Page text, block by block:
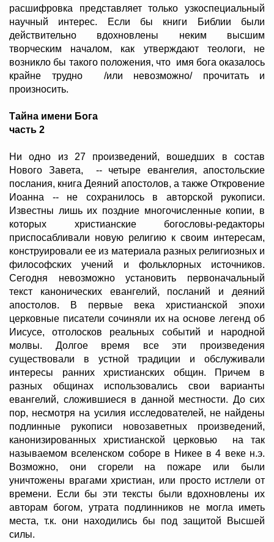
расшифровка представляет только узкоспециальный
научный интерес. Если бы книги Библии были
действительно вдохновлены неким высшим
творческим началом, как утверждают теологи, не
возникло бы такого положения, что имя бога оказалось
крайне трудно /или невозможно/ прочитать и
произносить.
Тайна имени Бога
часть 2
Ни одно из 27 произведений, вошедших в состав
Нового Завета, -- четыре евангелия, апостольские
послания, книга Деяний апостолов, а также Откровение
Иоанна -- не сохранилось в авторской рукописи.
Известны лишь их поздние многочисленные копии, в
которых христианские богословы-редакторы
приспосабливали новую религию к своим интересам,
конструировали ее из материала разных религиозных и
философских учений и фольклорных источников.
Сегодня невозможно установить первоначальный
текст канонических евангелий, посланий и деяний
апостолов. В первые века христианской эпохи
церковные писатели сочиняли их на основе легенд об
Иисусе, отголосков реальных событий и народной
молвы. Долгое время все эти произведения
существовали в устной традиции и обслуживали
интересы ранних христианских общин. Причем в
разных общинах использовались свои варианты
евангелий, сложившиеся в данной местности. До сих
пор, несмотря на усилия исследователей, не найдены
подлинные рукописи новозаветных произведений,
канонизированных христианской церковью на так
называемом вселенском соборе в Никее в 4 веке н.э.
Возможно, они сгорели на пожаре или были
уничтожены врагами христиан, или просто истлели от
времени. Если бы эти тексты были вдохновлены их
авторам богом, утрата подлинников не могла иметь
места, т.к. они находились бы под защитой Высшей
силы.